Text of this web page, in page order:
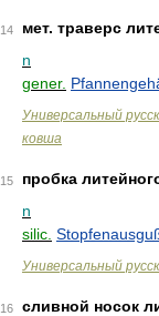
14
мет. траверс
n
gener.
Универсальный
ковша
15
пробка
n
silic.
Универсальный
16
сливной носок